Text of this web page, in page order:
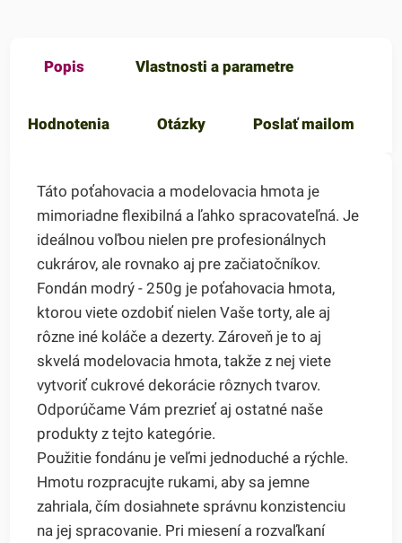
Popis Vlastnosti a parametre
Hodnotenia Otázky Poslať mailom
Táto poťahovacia a modelovacia hmota je
mimoriadne flexibilná a ľahko spracovateľná. Je
ideálnou voľbou nielen pre profesionálnych
cukrárov, ale rovnako aj pre začiatočníkov.
Fondán modrý - 250g je poťahovacia hmota,
ktorou viete ozdobiť nielen Vaše torty, ale aj
rôzne iné koláče a dezerty. Zároveň je to aj
skvelá modelovacia hmota, takže z nej viete
vytvoriť cukrové dekorácie rôznych tvarov.
Odporúčame Vám prezrieť aj ostatné naše
produkty z tejto kategórie.
Použitie fondánu je veľmi jednoduché a rýchle.
Hmotu rozpracujte rukami, aby sa jemne
zahriala, čím dosiahnete správnu konzistenciu
na jej spracovanie. Pri miesení a rozvaľkaní